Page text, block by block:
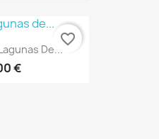
De...
€
favorite_border